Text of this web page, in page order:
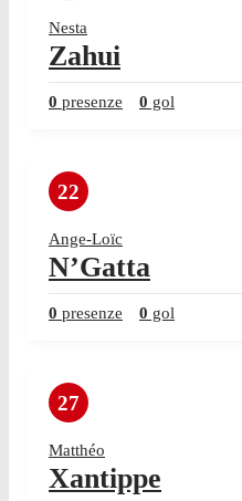
Nesta
Zahui
0 presenze 0 gol
22
Ange-Loïc
N’Gatta
0 presenze 0 gol
27
Matthéo
Xantippe